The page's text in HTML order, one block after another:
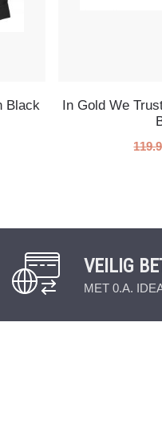
Black
In Gold We
VEILIG
MET 0.A.